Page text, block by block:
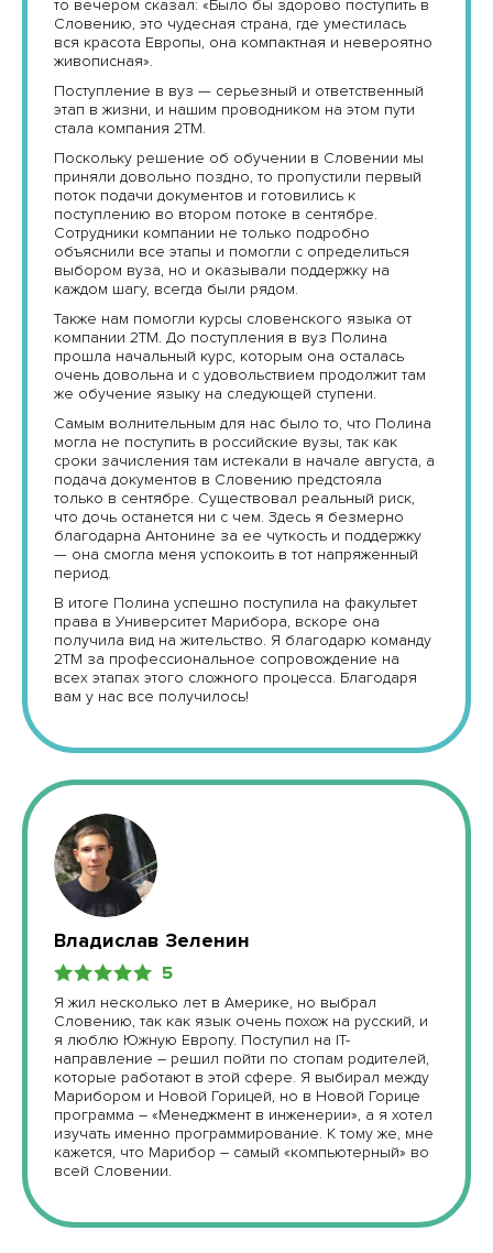
то вечером сказал: «Было бы здорово поступить в
Словению, это чудесная страна, где уместилась
вся красота Европы, она компактная и невероятно
живописная».
Поступление в вуз — серьезный и ответственный
этап в жизни, и нашим проводником на этом пути
стала компания 2ТМ.
Поскольку решение об обучении в Словении мы
приняли довольно поздно, то пропустили первый
поток подачи документов и готовились к
поступлению во втором потоке в сентябре.
Сотрудники компании не только подробно
объяснили все этапы и помогли с определиться
выбором вуза, но и оказывали поддержку на
каждом шагу, всегда были рядом.
Также нам помогли курсы словенского языка от
компании 2ТМ. До поступления в вуз Полина
прошла начальный курс, которым она осталась
очень довольна и с удовольствием продолжит там
же обучение языку на следующей ступени.
Самым волнительным для нас было то, что Полина
могла не поступить в российские вузы, так как
сроки зачисления там истекали в начале августа, а
подача документов в Словению предстояла
только в сентябре. Существовал реальный риск,
что дочь останется ни с чем. Здесь я безмерно
благодарна Антонине за ее чуткость и поддержку
— она смогла меня успокоить в тот напряженный
период.
В итоге Полина успешно поступила на факультет
права в Университет Марибора, вскоре она
получила вид на жительство. Я благодарю команду
2ТМ за профессиональное сопровождение на
всех этапах этого сложного процесса. Благодаря
вам у нас все получилось!
Владислав Зеленин
5
Я жил несколько лет в Америке, но выбрал
Словению, так как язык очень похож на русский, и
я люблю Южную Европу. Поступил на IT-
направление – решил пойти по стопам родителей,
которые работают в этой сфере. Я выбирал между
Марибором и Новой Горицей, но в Новой Горице
программа – «Менеджмент в инженерии», а я хотел
изучать именно программирование. К тому же, мне
кажется, что Марибор – самый «компьютерный» во
всей Словении.